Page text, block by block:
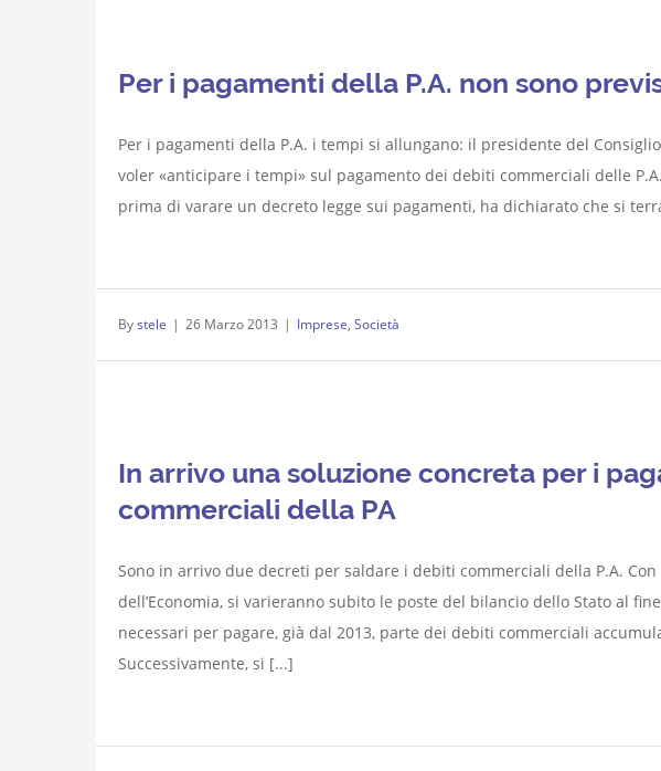
Per i pagamenti della P.A. non sono
Per i pagamenti della P.A. i tempi si allungano: il presidente del
voler «anticipare i tempi» sul pagamento dei debiti commerciali delle
prima di varare un decreto legge sui pagamenti, ha dichiarato che si
Bystele | 26 Marzo 2013 | Imprese, Società
In arrivo una soluzione concreta per i
commerciali della PA
Sono in arrivo due decreti per saldare i debiti commerciali della P.A.
dell’Economia, si varieranno subito le poste del bilancio dello Stato al
necessari per pagare, già dal 2013, parte dei debiti commerciali
Successivamente, si [...]